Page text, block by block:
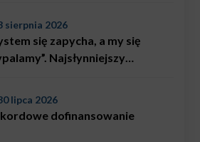
sierpnia 2026
się zapycha, a my się
Najsłynniejszy
są nie tylko choroby
lipca 2026
dofinansowanie